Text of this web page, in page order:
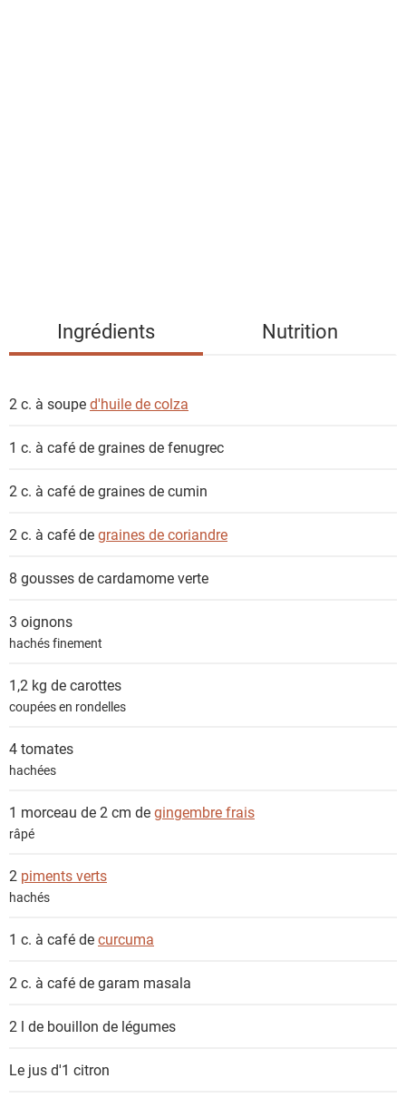
i
t
Ingrédients Nutrition
2 c. à souped'huile de colza
1 c. à café degraines de fenugrec
2 c. à café degraines de cumin
2 c. à café degraines de coriandre
8 gousses decardamome verte
3 oignons
hachés finement
1,2 kg decarottes
coupées en rondelles
4tomates
hachées
1 morceau de 2 cm degingembre frais
râpé
2 piments verts
hachés
1 c. à café decurcuma
2 c. à café degaram masala
2 l de bouillon de légumes
Le jus d'1 citron